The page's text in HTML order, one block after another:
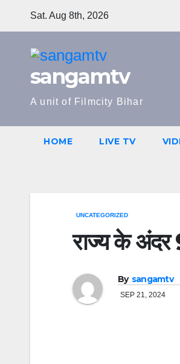
Sat. Aug 8th, 2026
sangamtv
A unit of Filmcity Bihar
HOME LIVE TV
UNCATEGORIZED
राज्य के अंदर
By sangamtv
SEP 21, 2024